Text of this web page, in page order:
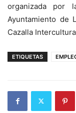
organizada por
Ayuntamiento de
Cazalla
ETIQUETAS